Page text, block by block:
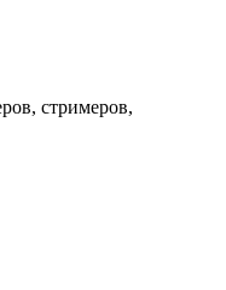
стримеров,